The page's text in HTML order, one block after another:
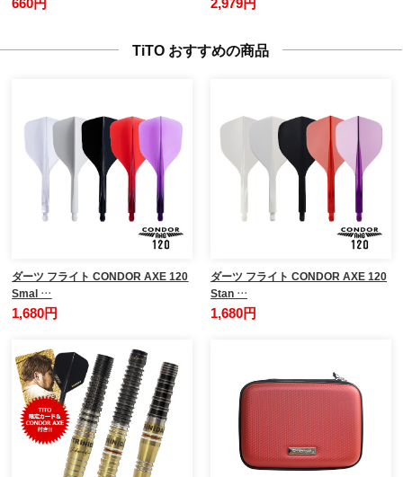
TiTO おすすめの商品
ダーツ フライト CONDOR AXE 120
Smal …
1,680円
ダーツ フライト CONDOR AXE 120
Stan …
1,680円